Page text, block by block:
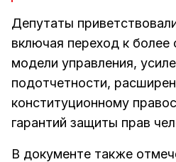
Депутаты
включая переход к более
модели управления,
подотчетности,
конституционному
гарантий защиты прав
В документе также